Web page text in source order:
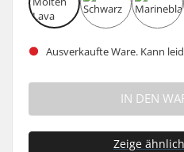
Ausverkaufte Ware. Kann
IN DEN
Zeige